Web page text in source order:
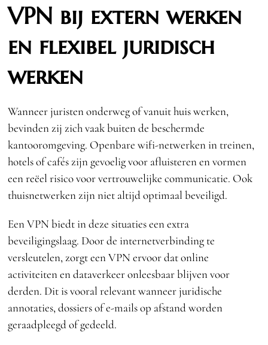
VPN bij extern werken
en flexibel juridisch
werken
Wanneer juristen onderweg of vanuit huis werken,
bevinden zij zich vaak buiten de beschermde
kantooromgeving. Openbare wifi-netwerken in treinen,
hotels of cafés zijn gevoelig voor afluisteren en vormen
een reëel risico voor vertrouwelijke communicatie. Ook
thuisnetwerken zijn niet altijd optimaal beveiligd.
Een VPN biedt in deze situaties een extra
beveiligingslaag. Door de internetverbinding te
versleutelen, zorgt een VPN ervoor dat online
activiteiten en dataverkeer onleesbaar blijven voor
derden. Dit is vooral relevant wanneer juridische
annotaties, dossiers of e-mails op afstand worden
geraadpleegd of gedeeld.